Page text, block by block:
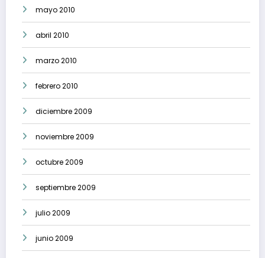
mayo 2010
abril 2010
marzo 2010
febrero 2010
diciembre 2009
noviembre 2009
octubre 2009
septiembre 2009
julio 2009
junio 2009